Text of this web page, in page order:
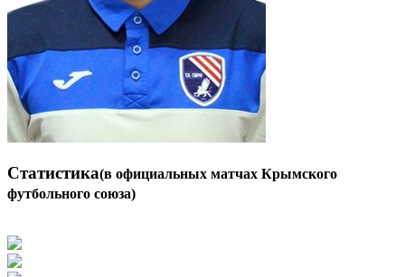
Статистика(в официальных матчах Крымского
футбольного союза)